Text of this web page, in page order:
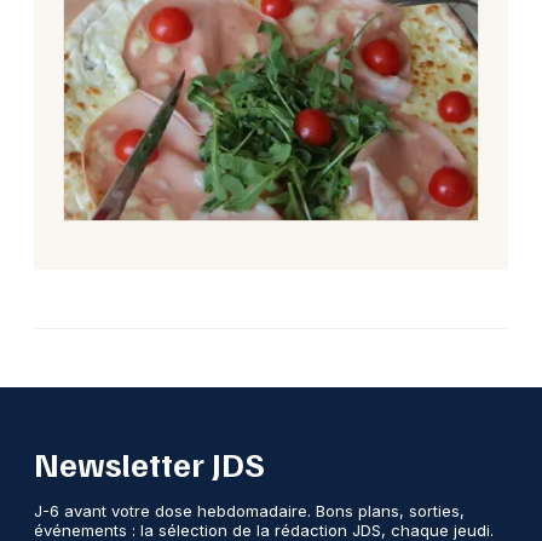
Newsletter JDS
J-6 avant votre dose hebdomadaire. Bons plans, sorties,
événements : la sélection de la rédaction JDS, chaque jeudi.